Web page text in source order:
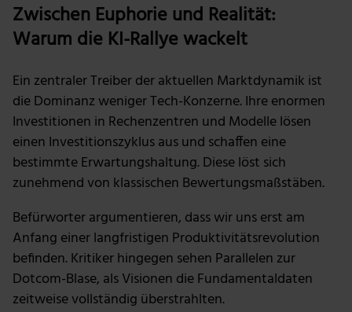
Zwischen Euphorie und Realität:
Warum die KI-Rallye wackelt
Ein zentraler Treiber der aktuellen Marktdynamik ist
die Dominanz weniger Tech-Konzerne. Ihre enormen
Investitionen in Rechenzentren und Modelle lösen
einen Investitionszyklus aus und schaffen eine
bestimmte Erwartungshaltung. Diese löst sich
zunehmend von klassischen Bewertungsmaßstäben.
Befürworter argumentieren, dass wir uns erst am
Anfang einer langfristigen Produktivitätsrevolution
befinden. Kritiker hingegen sehen Parallelen zur
Dotcom-Blase, als Visionen die Fundamentaldaten
zeitweise vollständig überstrahlten.